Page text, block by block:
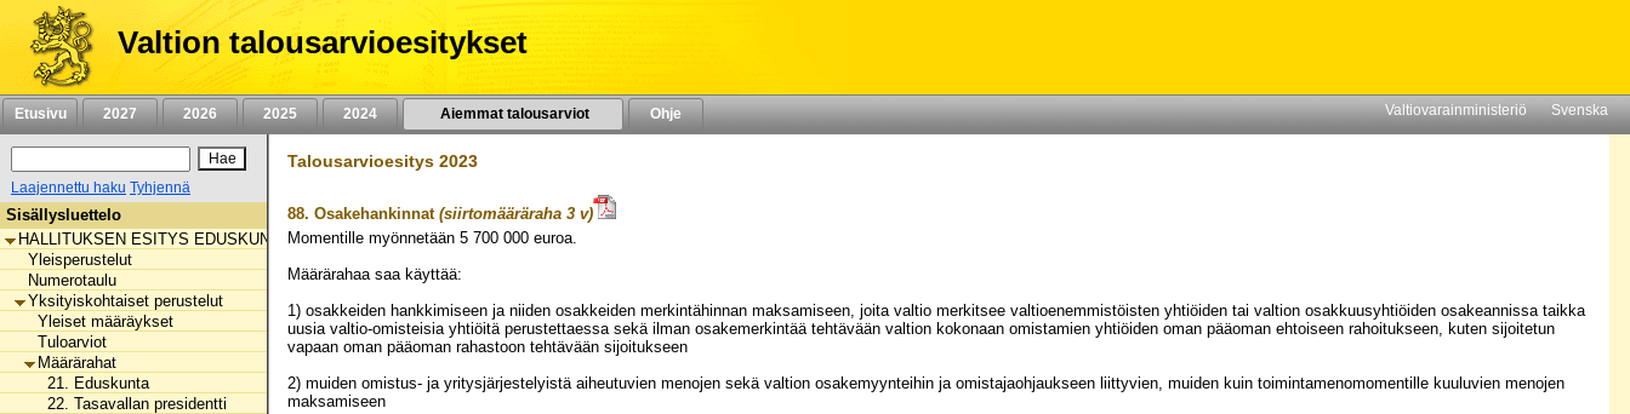
Siirry
sisältöön
Valtion talousarvioesitykset
Etusivu 2027 2026 2025 2024 Aiemmat talousarviot Ohje Valtiovarainministeriö Svenska
Laajennettu haku Tyhjennä
Sisällysluettelo
HALLITUKSEN ESITYS EDUSKUNNALLE VALTION TALOUSARVIOKSI VUODELLE 2023
Yleisperustelut
Numerotaulu
Yksityiskohtaiset perustelut
Yleiset määräykset
Tuloarviot
Määrärahat
21. Eduskunta
22. Tasavallan presidentti
Talousarvioesitys 2023
88. Osakehankinnat(siirtomääräraha 3 v)
Momentille myönnetään 5 700 000 euroa.
Määrärahaa saa käyttää:
1) osakkeiden hankkimiseen ja niiden osakkeiden merkintähinnan maksamiseen, joita valtio merkitsee valtioenemmistöisten yhtiöiden tai valtion osakkuusyhtiöiden osakeannissa taikka
uusia valtio-omisteisia yhtiöitä perustettaessa sekä ilman osakemerkintää tehtävään valtion kokonaan omistamien yhtiöiden oman pääoman ehtoiseen rahoitukseen, kuten sijoitetun
vapaan oman pääoman rahastoon tehtävään sijoitukseen
2) muiden omistus- ja yritysjärjestelyistä aiheutuvien menojen sekä valtion osakemyynteihin ja omistajaohjaukseen liittyvien, muiden kuin toimintamenomomentille kuuluvien menojen
maksamiseen